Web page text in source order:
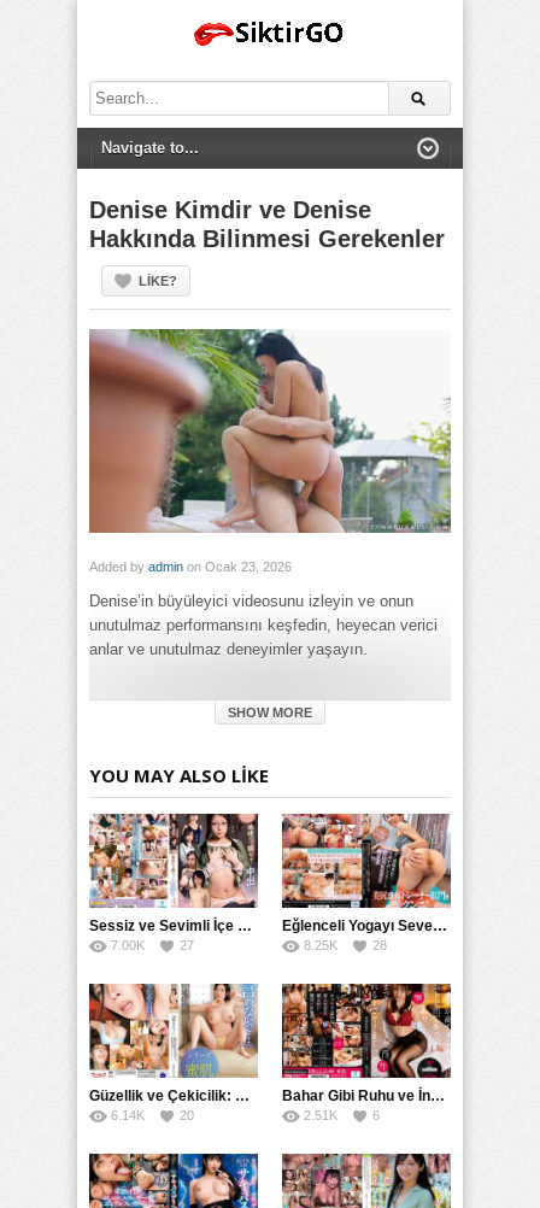
Search
for:
Denise Kimdir ve Denise
Hakkında Bilinmesi Gerekenler
LIKE?
Added by admin on Ocak 23, 2026
Denise’in büyüleyici videosunu izleyin ve onun
unutulmaz performansını keşfedin, heyecan verici
anlar ve unutulmaz deneyimler yaşayın.
Denise Kimdir ve Denise Hakkında Bilinmesi Gerekenler
porno izle,Denise Kimdir ve Denise Hakkında Bilinmesi
Gerekenler türkçe altyazılı izle
SHOW MORE
YOU MAY ALSO LIKE
Sessiz ve Sevimli İçe Dönükler İçin Kremalı Pastalar: 后藤えmi ve KTRA’nın Özel Tarifesi
7.00K 27
Eğlenceli Yogayı Seven Bir Kadınla Seks Deneyimi
8.25K 28
Güzellik ve Çekicilik: Bir İşyeri Kadininin Hikayesi
6.14K 20
Bahar Gibi Ruhu ve İncelikle Doldurmak
2.51K 6